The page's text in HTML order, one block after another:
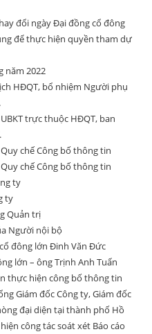
đổi ngày Đại đồng cổ đông
để thực hiện quyền tham dự
năm 2022
HĐQT, bổ nhiệm Người phụ
trực thuộc HĐQT, ban
chế Công bố thông tin
chế Công bố thông tin
ty
ty
Quản trị
Người nội bộ
đông lớn Đinh Văn Đức
lớn – ông Trịnh Anh Tuấn
thực hiện công bố thông tin
Giám đốc Công ty, Giám đốc
đại diện tại thành phố Hồ
công tác soát xét Báo cáo